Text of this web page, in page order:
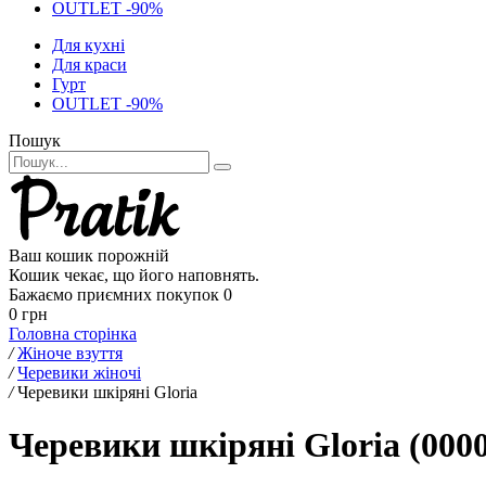
OUTLET -90%
Для кухні
Для краси
Гурт
OUTLET -90%
Пошук
Ваш кошик порожній
Кошик чекає, що його наповнять.
Бажаємо приємних покупок 0
0 грн
Головна сторінка
/ Жіноче взуття
/ Черевики жіночі
/ Черевики шкіряні Gloria
Черевики шкіряні Gloria